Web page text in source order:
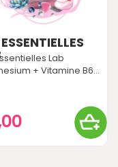
Lab
+ Vitamine B6...